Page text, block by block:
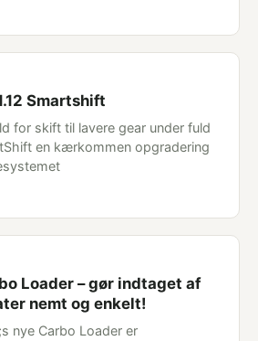
Smartshift
for skift til lavere gear under fuld
en kærkommen opgradering
Loader – gør indtaget af
nemt og enkelt!
nye Carbo Loader er